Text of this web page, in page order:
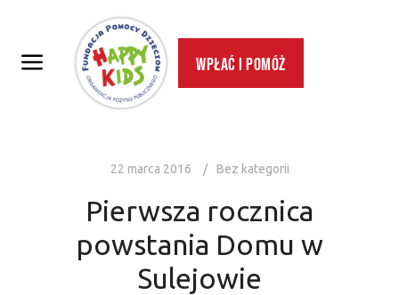
Wpłać i pomóż
22 marca 2016 Bez kategorii
Pierwsza rocznica
powstania Domu w
Sulejowie